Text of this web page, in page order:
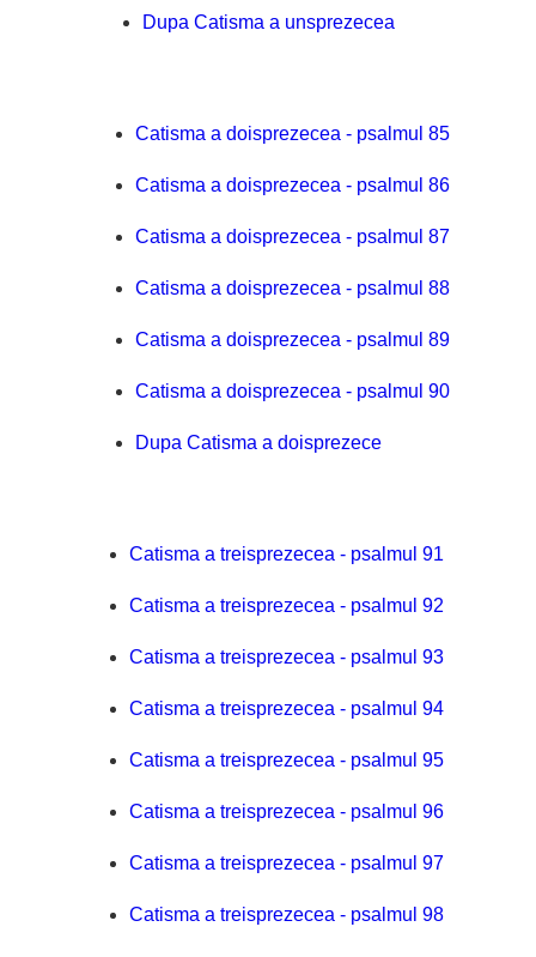
Dupa Catisma a unsprezecea
Catisma a doisprezecea - psalmul 85
Catisma a doisprezecea - psalmul 86
Catisma a doisprezecea - psalmul 87
Catisma a doisprezecea - psalmul 88
Catisma a doisprezecea - psalmul 89
Catisma a doisprezecea - psalmul 90
Dupa Catisma a doisprezece
Catisma a treisprezecea - psalmul 91
Catisma a treisprezecea - psalmul 92
Catisma a treisprezecea - psalmul 93
Catisma a treisprezecea - psalmul 94
Catisma a treisprezecea - psalmul 95
Catisma a treisprezecea - psalmul 96
Catisma a treisprezecea - psalmul 97
Catisma a treisprezecea - psalmul 98